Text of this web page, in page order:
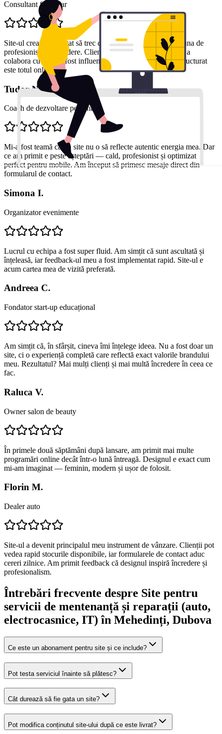
Consultant financiar
Site-ul creat m-a ajutat să trec de la o imagine generică la una de
profesionist de încredere. Clienții mi-au spus că decizia de a
colabora cu mine a fost influențată de cât de clar și bine structurat
este totul online.
Tudor N.
Coach de dezvoltare personală
Mi-a fost teamă că un site nu o să reflecte autentic energia mea. Dar
ce am primit e peste așteptări — cald, profesionist și optimizat
perfect pentru mobile. Am început să primesc mesaje direct din
formularul de contact.
Simona I.
Organizator evenimente
Lucrul cu echipa a fost super fluid. Am simțit că sunt ascultată și
înțeleasă, iar feedback-ul meu a fost implementat rapid. Site-ul e
acum cartea mea de vizită preferată.
Andreea C.
Fondator start-up educațional
Am simțit că, în sfârșit, cineva îmi înțelege ideea. Nu a fost doar un
site, ci o experiență completă care reflectă exact valorile brandului
meu. Rezultatul? Mai mulți clienți și mai multă încredere în ceea ce
fac.
Raluca V.
Owner salon de beauty
În primele două săptămâni după lansare, am primit mai multe
programări online decât într-o lună întreagă. Designul e exact cum
mi-am imaginat — feminin, modern și ușor de folosit.
Florin M.
Dealer auto
Site-ul a devenit principalul meu instrument de vânzare. Clienții pot
vedea rapid stocurile disponibile, iar formularele de contact aduc
cereri zilnice. Am primit feedback că designul inspiră încredere și
profesionalism.
Întrebări frecvente despre Site pentru
servicii de mentenanță și reparații (auto,
electrocasnice, IT) în Mehedinți, Dubova
Ce este un abonament pentru site și ce include?
Pot testa serviciul înainte să plătesc?
Cât durează să fie gata un site?
Pot modifica conținutul site-ului după ce este livrat?